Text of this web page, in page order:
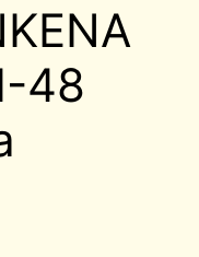
48